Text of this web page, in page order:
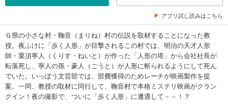
アプリ試し読みはこちら
Ｇ県の小さな村・鞠音（まりね）村の伝説を取材することになった教
授。夜ふけに「歩く人形」が目撃されるこの村では、明治の天才人形
師・栗須寧人（くりす・ねいと）が作った「人形の塔」から会社社長が
転落死し、寧人の孫・豪人（ごうと）が人形に斬られるようにして死ん
でいた。いっぽう文芸部では、部費獲得のためレーチが映画製作を提
案。一同、教授の取材に同行して、鞠音村で本格ミステリ映画がクラン
クイン！夜の撮影で、ついに「歩く人形」に遭遇して－－！？
試し読み
名探偵夢水清志郎事件ノート（８）
594 円 (税込)
完結
カート
あらすじを表示する